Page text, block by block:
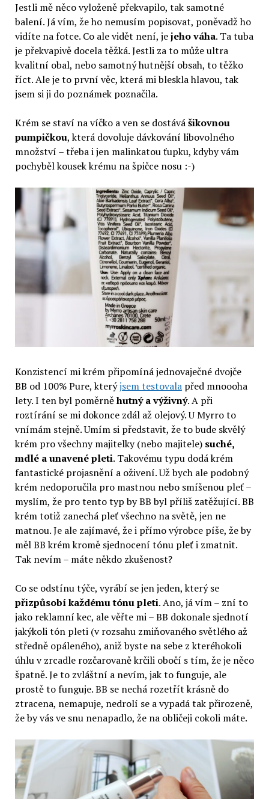
Jestli mě něco vyloženě překvapilo, tak samotné
balení. Já vím, že ho nemusím popisovat, poněvadž ho
vidíte na fotce. Co ale vidět není, jejeho váha. Ta tuba
je překvapivě docela těžká. Jestli za to může ultra
kvalitní obal, nebo samotný hutnější obsah, to těžko
říct. Ale je to první věc, která mi bleskla hlavou, tak
jsem si ji do poznámek poznačila.
Krém se staví na víčko a ven se dostávášikovnou
pumpičkou, která dovoluje dávkování libovolného
množství – třeba i jen malinkatou ťupku, kdyby vám
pochyběl kousek krému na špičce nosu :-)
Konzistencí mi krém připomíná jednovaječné dvojče
BB od 100% Pure, kterýjsem testovalapřed mnoooha
lety. I ten byl poměrněhutný a výživný. A při
roztírání se mi dokonce zdál až olejový. U Myrro to
vnímám stejně. Umím si představit, že to bude skvělý
krém pro všechny majitelky (nebo majitele) suché,
mdlé a unavené pleti. Takovému typu dodá krém
fantastické projasnění a oživení. Už bych ale podobný
krém nedoporučila pro mastnou nebo smíšenou pleť –
myslím, že pro tento typ by BB byl příliš zatěžující. BB
krém totiž zanechá pleť všechno na světě, jen ne
matnou. Je ale zajímavé, že i přímo výrobce píše, že by
měl BB krém kromě sjednocení tónu pleť i zmatnit.
Tak nevím – máte někdo zkušenost?
Co se odstínu týče, vyrábí se jen jeden, který se
přizpůsobí každému tónu pleti. Ano, já vím – zní to
jako reklamní kec, ale věřte mi – BB dokonale sjednotí
jakýkoli tón pleti (v rozsahu zmiňovaného světlého až
středně opáleného), aniž byste na sebe z kteréhokoli
úhlu v zrcadle rozčarovaně krčili obočí s tím, že je něco
špatně. Je to zvláštní a nevím, jak to funguje, ale
prostě to funguje. BB se nechá rozetřít krásně do
ztracena, nemapuje, nedrolí se a vypadá tak přirozeně,
že by vás ve snu nenapadlo, že na obličeji cokoli máte.